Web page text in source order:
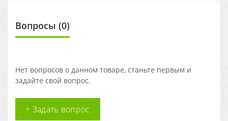
Вопросы (0)
Нет вопросов о данном товаре, станьте первым и
задайте свой вопрос.
+ Задать вопрос